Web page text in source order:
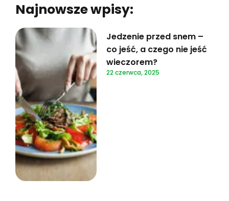
Najnowsze wpisy:
Jedzenie przed snem –
co jeść, a czego nie jeść
wieczorem?
22 czerwca, 2025